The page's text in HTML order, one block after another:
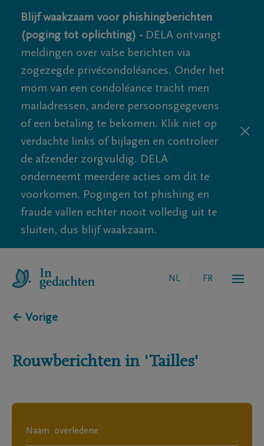
Blijf waakzaam voor phishingberichten
(poging tot oplichting) - DELA ontvangt
meldingen over valse berichten via
zogezegde privécondoléances. Onder het
mom van een condoléance tracht men
mailadressen, andere persoonsgegevens
of een betaling te bekomen. Klik niet op
verdachte links of bijlagen en controleer
de afzender zorgvuldig. DELA
onderneemt meerdere acties om dit te
voorkomen. Pogingen tot phishing en
fraude vallen echter nooit volledig uit te
sluiten, dus blijf waakzaam.
NL FR
← Vorige
Rouwberichten in 'Tailles'